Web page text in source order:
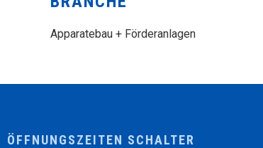
Apparatebau + Förderanlagen
ÖFFNUNGSZEITEN SCHALTER